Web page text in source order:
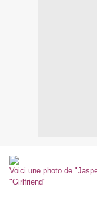
Voici une photo de
"Girlfriend"